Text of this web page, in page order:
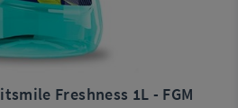
Freshness 1L - FGM